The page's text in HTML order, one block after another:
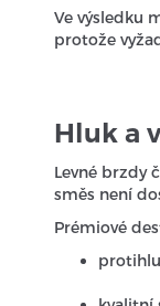
Ve výsledku
protože
Hluk a
Levné brzdy
směs není
Prémiové